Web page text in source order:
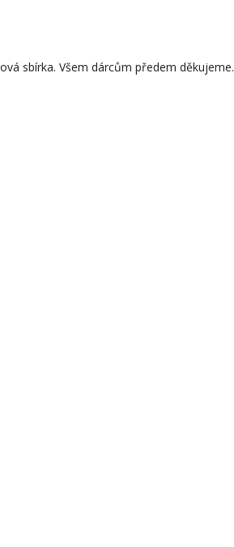
sbírka. Všem dárcům předem děkujeme.